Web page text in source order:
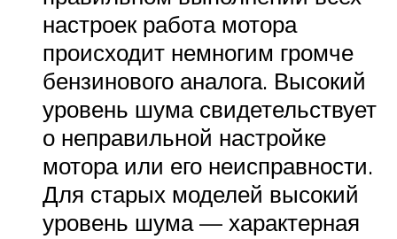
настроек работа мотора
происходит немногим громче
бензинового аналога. Высокий
уровень шума свидетельствует
о неправильной настройке
мотора или его неисправности.
Для старых моделей высокий
уровень шума — характерная